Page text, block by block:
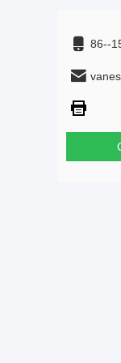
86--